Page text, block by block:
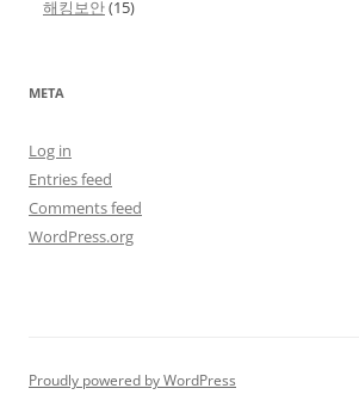
해킹보안(15)
META
Log in
Entries feed
Comments feed
WordPress.org
Proudly powered by WordPress